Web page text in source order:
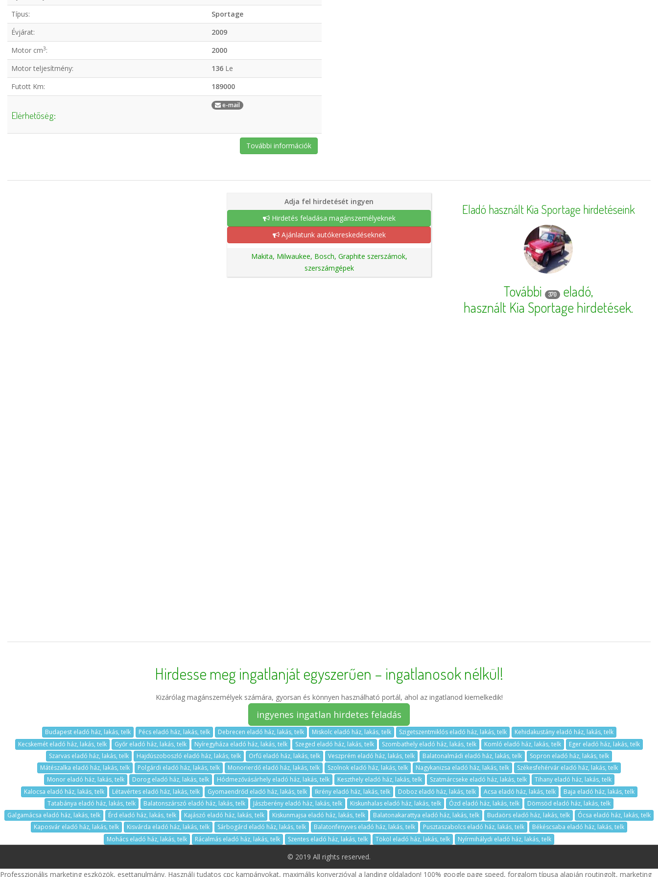
Típus:
Sportage
Évjárat:
2009
Motor cm3:
2000
Motor teljesítmény:
136 Le
Futott Km:
189000
Elérhetőség:
e-mail
További információk
Adja fel hirdetését ingyen
Hirdetés feladása magánszemélyeknek
Ajánlatunk autókereskedéseknek
Makita, Milwaukee, Bosch, Graphite szerszámok,
szerszámgépek
Eladó használt Kia Sportage hirdetéseink
További 370 eladó,
használt Kia Sportage hirdetések.
Hirdesse meg ingatlanját egyszerűen – ingatlanosok nélkül!
Kizárólag magánszemélyek számára, gyorsan és könnyen használható portál, ahol az ingatlanod kiemelkedik!
ingyenes ingatlan hirdetes feladás
Budapest eladó ház, lakás, telk Pécs eladó ház, lakás, telk Debrecen eladó ház, lakás, telk Miskolc eladó ház, lakás, telk Szigetszentmiklós eladó ház, lakás, telk
Kehidakustány eladó ház, lakás, telk
Kecskemét eladó ház, lakás, telk
Győr eladó ház, lakás, telk Nyíregyháza eladó ház, lakás, telk Szeged eladó ház, lakás, telk Szombathely eladó ház, lakás, telk Komló eladó ház, lakás, telk
Eger eladó ház, lakás, telk
Szarvas eladó ház, lakás, telk
Hajdúszoboszló eladó ház, lakás, telk Orfű eladó ház, lakás, telk Veszprém eladó ház, lakás, telk Balatonalmádi eladó ház, lakás, telk
Sopron eladó ház, lakás, telk
Mátészalka eladó ház, lakás, telk
Polgárdi eladó ház, lakás, telk Monorierdő eladó ház, lakás, telk Szolnok eladó ház, lakás, telk Nagykanizsa eladó ház, lakás, telk
Székesfehérvár eladó ház, lakás, telk
Monor eladó ház, lakás, telk
Dorog eladó ház, lakás, telk Hódmezővásárhely eladó ház, lakás, telk Keszthely eladó ház, lakás, telk Szatmárcseke eladó ház, lakás, telk
Tihany eladó ház, lakás, telk
Kalocsa eladó ház, lakás, telk
Létavértes eladó ház, lakás, telk Gyomaendrőd eladó ház, lakás, telk Ikrény eladó ház, lakás, telk Doboz eladó ház, lakás, telk Acsa eladó ház, lakás, telk
Baja eladó ház, lakás, telk
Tatabánya eladó ház, lakás, telk
Balatonszárszó eladó ház, lakás, telk Jászberény eladó ház, lakás, telk Kiskunhalas eladó ház, lakás, telk Ózd eladó ház, lakás, telk
Dömsöd eladó ház, lakás, telk
Galgamácsa eladó ház, lakás, telk
Érd eladó ház, lakás, telk Kajászó eladó ház, lakás, telk Kiskunmajsa eladó ház, lakás, telk Balatonakarattya eladó ház, lakás, telk Budaörs eladó ház, lakás, telk
Ócsa eladó ház, lakás, telk
Kaposvár eladó ház, lakás, telk
Kisvárda eladó ház, lakás, telk Sárbogárd eladó ház, lakás, telk Balatonfenyves eladó ház, lakás, telk Pusztaszabolcs eladó ház, lakás, telk
Békéscsaba eladó ház, lakás, telk
Mohács eladó ház, lakás, telk
Rácalmás eladó ház, lakás, telk Szentes eladó ház, lakás, telk Tököl eladó ház, lakás, telk Nyírmihálydi eladó ház, lakás, telk
© 2019 All rights reserved.
Professzionális marketing eszközök, esettanulmány. Használj tudatos cpc kampányokat, maximális konverzióval a landing oldaladon! 100% google page speed, forgalom típusa alapján routingolt, marketing